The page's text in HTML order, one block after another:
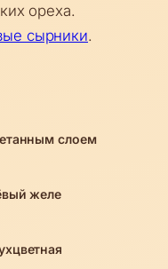
ореха.
сырники.
слоем
желе